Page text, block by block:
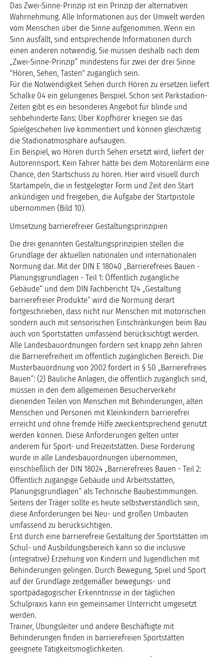
Das Zwei-Sinne-Prinzip ist ein Prinzip der alternativen
Wahrnehmung. Alle Informationen aus der Umwelt werden
vom Menschen über die Sinne aufgenommen. Wenn ein
Sinn ausfällt, sind entsprechende Informationen durch
einen anderen notwendig. Sie müssen deshalb nach dem
„Zwei-Sinne-Prinzip“ mindestens für zwei der drei Sinne
"Hören, Sehen, Tasten" zugänglich sein.
Für die Notwendigkeit Sehen durch Hören zu ersetzen liefert
Schalke 04 ein gelungenes Beispiel. Schon seit Parkstadion-
Zeiten gibt es ein besonderes Angebot für blinde und
sehbehinderte Fans: Über Kopfhörer kriegen sie das
Spielgeschehen live kommentiert und können gleichzeitig
die Stadionatmosphäre aufsaugen.
Ein Beispiel, wo Hören durch Sehen ersetzt wird, liefert der
Autorennsport. Kein Fahrer hätte bei dem Motorenlärm eine
Chance, den Startschuss zu hören. Hier wird visuell durch
Startampeln, die in festgelegter Form und Zeit den Start
ankündigen und freigeben, die Aufgabe der Startpistole
übernommen (Bild 10).
Umsetzung barrierefreier Gestaltungsprinzipien
Die drei genannten Gestaltungsprinzipien stellen die
Grundlage der aktuellen nationalen und internationalen
Normung dar. Mit der DIN E 18040 „Barrierefreies Bauen -
Planungsgrundlagen - Teil 1: Öffentlich zugängliche
Gebäude“ und dem DIN Fachbericht 124 „Gestaltung
barrierefreier Produkte“ wird die Normung derart
fortgeschrieben, dass nicht nur Menschen mit motorischen
sondern auch mit sensorischen Einschränkungen beim Bau
auch von Sportstätten umfassend berücksichtigt werden.
Alle Landesbauordnungen fordern seit knapp zehn Jahren
die Barrierefreiheit im öffentlich zugänglichen Bereich. Die
Musterbauordnung von 2002 fordert in § 50 „Barrierefreies
Bauen“: (2) Bauliche Anlagen, die öffentlich zugänglich sind,
müssen in den dem allgemeinen Besucherverkehr
dienenden Teilen von Menschen mit Behinderungen, alten
Menschen und Personen mit Kleinkindern barrierefrei
erreicht und ohne fremde Hilfe zweckentsprechend genutzt
werden können. Diese Anforderungen gelten unter
anderem für Sport- und Freizeitstätten. Diese Forderung
wurde in alle Landesbauordnungen übernommen,
einschließlich der DIN 18024 „Barrierefreies Bauen - Teil 2:
Öffentlich zugängige Gebäude und Arbeitsstätten,
Planungsgrundlagen“ als Technische Baubestimmungen.
Seitens der Träger sollte es heute selbstverständlich sein,
diese Anforderungen bei Neu- und großen Umbauten
umfassend zu berücksichtigen.
Erst durch eine barrierefreie Gestaltung der Sportstätten im
Schul- und Ausbildungsbereich kann so die inclusive
(integrative) Erziehung von Kindern und Jugendlichen mit
Behinderungen gelingen. Durch Bewegung, Spiel und Sport
auf der Grundlage zeitgemäßer bewegungs- und
sportpädagogischer Erkenntnisse in der täglichen
Schulpraxis kann ein gemeinsamer Unterricht umgesetzt
werden.
Trainer, Übungsleiter und andere Beschäftigte mit
Behinderungen finden in barrierefreien Sportstätten
geeignete Tätigkeitsmöglichkeiten.